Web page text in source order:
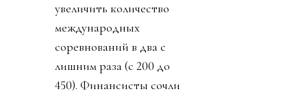
увеличить количество
международных
соревнований в два с
лишним раза (с 200 до
450). Финансисты сочли